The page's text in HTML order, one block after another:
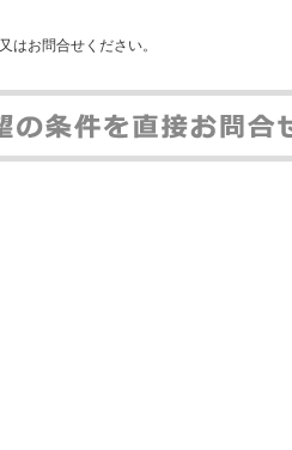
はお問合せください。